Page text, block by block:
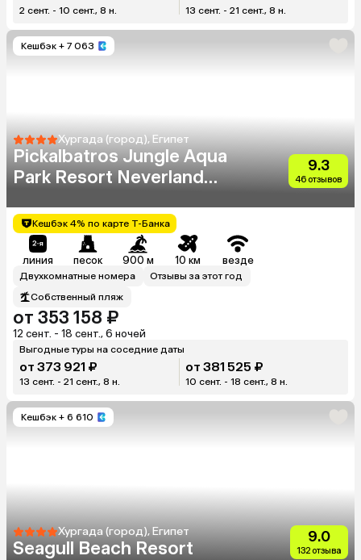
2 сент. - 10 сент., 8 н. 13 сент. - 21 сент., 8 н.
Кешбэк + 7 063
Хургада (город), Египет
Pickalbatros Jungle Aqua
Park Resort Neverland
9.3
46 отзывов
Кешбэк 4% по карте Т-Банка
линия песок 900 м 10 км везде
Двухкомнатные номера
Отзывы за этот год
Собственный пляж
от 353 158 ₽
12 сент. - 18 сент., 6 ночей
Выгодные туры на соседние даты
от 373 921 ₽
13 сент. - 21 сент., 8 н.
от 381 525 ₽
10 сент. - 18 сент., 8 н.
Кешбэк + 6 610
Хургада (город), Египет
Seagull Beach Resort
9.0
132 отзыва